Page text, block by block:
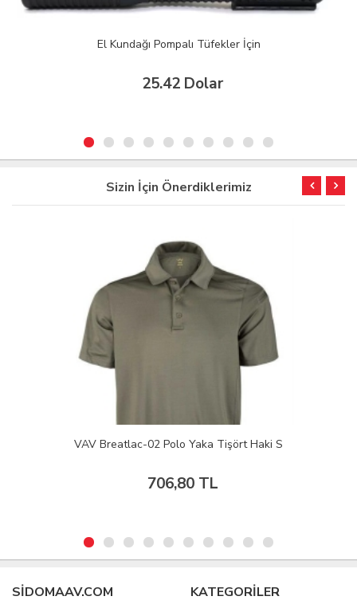
Husan Arms 12 Kalibre 5'li Yedek Şarjör
33.00 Dolar
Sizin İçin Önerdiklerimiz
Derya Mk 20 ES-216S Şarjörlü Av Tüfeği
SIDOMAAV.COM KATEGORİLER